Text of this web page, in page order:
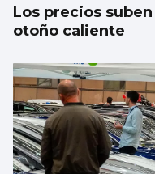
Los precios
otoño caliente